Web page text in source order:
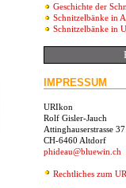
Geschichte der
Schnitzelbänke in
Schnitzelbänke in
IMPRESSUM
URIkon
Rolf Gisler-Jauch
Attinghauserstrasse 37
CH-6460 Altdorf
phideau@bluewin.ch
Rechtliches zum